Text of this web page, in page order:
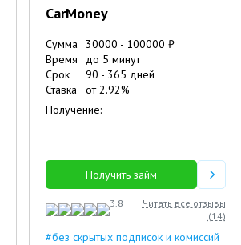
CarMoney
Сумма 30000 - 100000 ₽
Время
до 5 минут
Срок
90 - 365 дней
Ставка
от2.92%
Получение:
Получить займ
3.8
Читать все отзывы
(14)
#без скрытых подписок и комиссий